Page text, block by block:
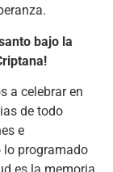
bajo la
a celebrar en
de todo
e
lo programado